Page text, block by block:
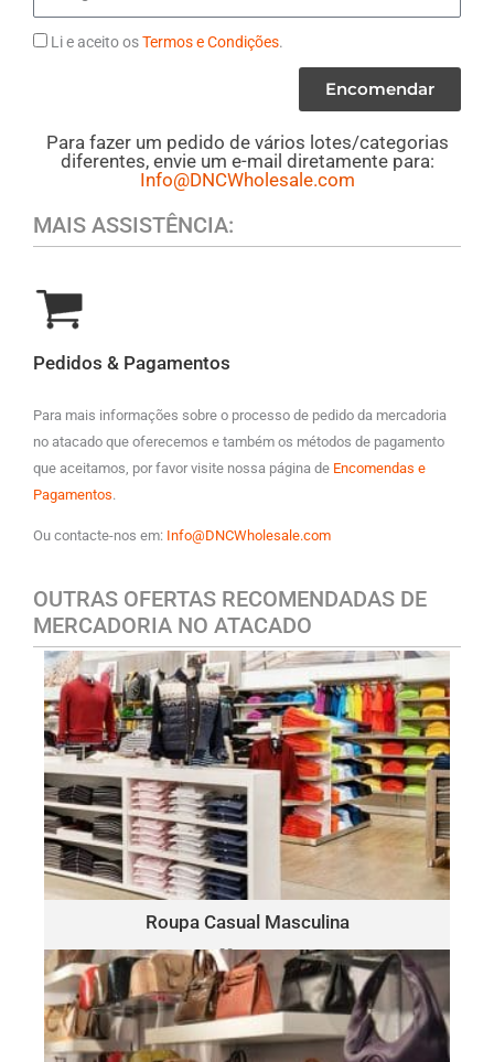
Termos
Li e aceito osTermos e Condições.
Encomendar
Para fazer um pedido de vários lotes/categorias
diferentes, envie um e-mail diretamente para:
Info@DNCWholesale.com
MAIS ASSISTÊNCIA:
Pedidos & Pagamentos
Para mais informações sobre o processo de pedido da mercadoria
no atacado que oferecemos e também os métodos de pagamento
que aceitamos, por favor visite nossa página de Encomendas e
Pagamentos.
Ou contacte-nos em: Info@DNCWholesale.com
OUTRAS OFERTAS RECOMENDADAS DE
MERCADORIA NO ATACADO
Roupa Casual Masculina
30 peças
somente $15.00 por peça
ROUPA CASUAL MASCULINA
Este lote pode incluir uma variedade de marcas, como:
Polo
Ralph Lauren, Tommy Hilfiger, Lacoste, Michael Kors, Vince
Camuto, Tommy Bahama, Calvin Klein, Nautica e mais.
Clique Aqui
BOLSAS & ACESSÓRIOS